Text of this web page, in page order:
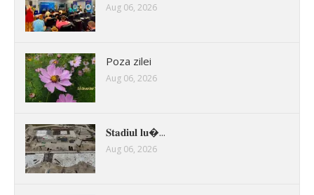
Aug 06, 2026
Poza zilei
Aug 06, 2026
𝐒𝐭𝐚𝐝𝐢𝐮𝐥 𝐥𝐮�...
Aug 06, 2026